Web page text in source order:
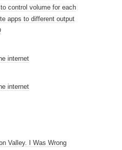
control volume for each
apps to different output
internet
internet
Valley. I Was Wrong